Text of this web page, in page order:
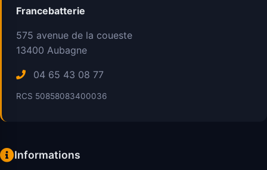
Francebatterie
575 avenue de la coueste
13400 Aubagne
04 65 43 08 77
RCS 50858083400036
Informations